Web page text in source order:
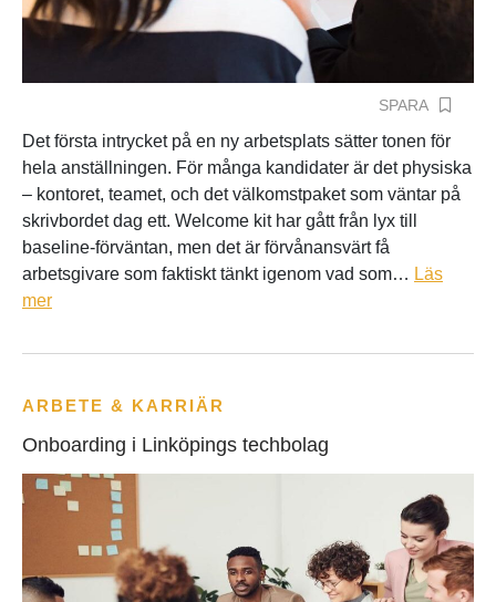
SPARA
Det första intrycket på en ny arbetsplats sätter tonen för
hela anställningen. För många kandidater är det physiska
– kontoret, teamet, och det välkomstpaket som väntar på
skrivbordet dag ett. Welcome kit har gått från lyx till
baseline-förväntan, men det är förvånansvärt få
arbetsgivare som faktiskt tänkt igenom vad som… Läs
mer
ARBETE & KARRIÄR
Onboarding i Linköpings techbolag